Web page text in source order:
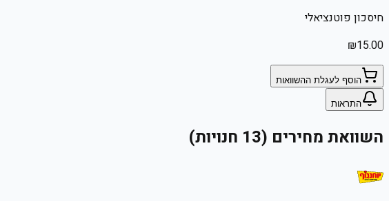
חיסכון פוטנציאלי
₪15.00
הוסף לעגלת ההשוואות
התראות
השוואת מחירים (13 חנויות)